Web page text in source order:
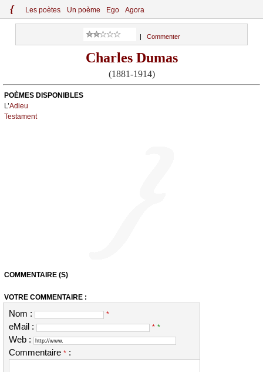
{ Les poètes Un poème Ego Agora
Commenter
Charles Dumas
(1881-1914)
POÈMES DISPONIBLES
L’Adieu
Testament
COMMENTAIRE (S)
VOTRE COMMENTAIRE :
Nom : *
eMail : * *
Web :
Commentaire * :